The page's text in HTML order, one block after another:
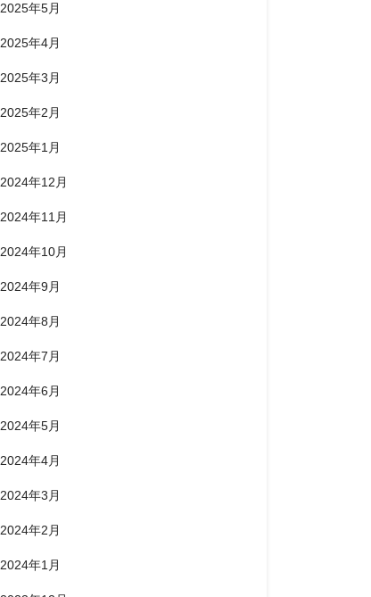
2025年5月
2025年4月
2025年3月
2025年2月
2025年1月
2024年12月
2024年11月
2024年10月
2024年9月
2024年8月
2024年7月
2024年6月
2024年5月
2024年4月
2024年3月
2024年2月
2024年1月